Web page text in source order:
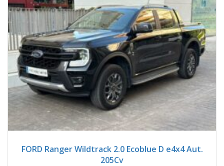
FORD Ranger Wildtrack 2.0 Ecoblue D e4x4 Aut.
205Cv